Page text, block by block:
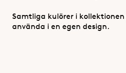
Samtliga kulörer i kollektionen
använda i en egen design.